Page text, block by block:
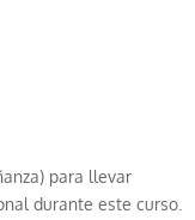
para llevar
durante este curso.